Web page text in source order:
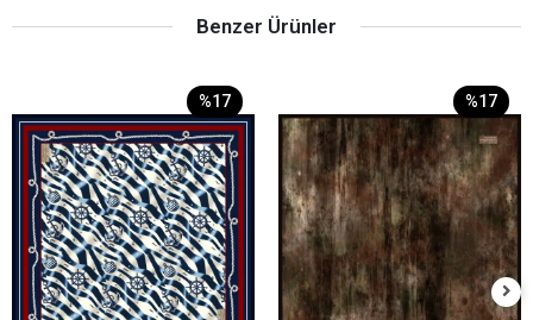
Benzer Ürünler
%17 %17